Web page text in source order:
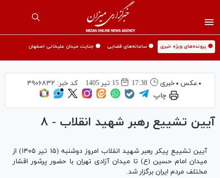
🟡 پرونده‌های ویژه خبری 🟡 سامانه‌های قضایی 🟡 جنایت میدان علیخانی اصفهان
عکس خبری 17:38 15 تير 1405 کد خبر: ۴۹۰۶۸۳۲
چاپ
آیین تشییع رهبر شهید انقلاب - ۸
آیین تشییع پیکر رهبر شهید انقلاب امروز دوشنبه (۱۵ تیر ۱۴۰۵) از
میدان امام حسین (ع) تا میدان آزادی تهران با حضور پرشور اقشار
مختلف مردم ایران برگزار شد.